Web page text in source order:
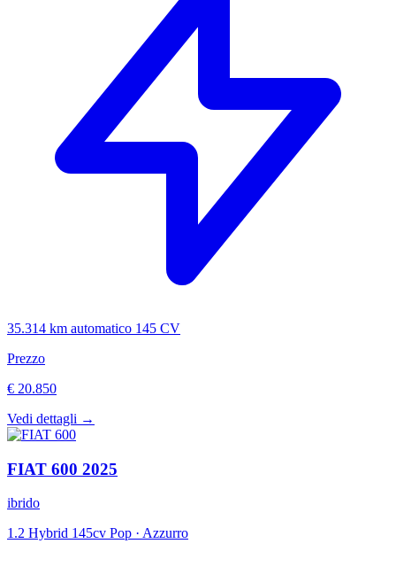
35.314 km automatico 145 CV
Prezzo
€ 20.850
Vedi dettagli →
FIAT 600 2025
ibrido
1.2 Hybrid 145cv Pop · Azzurro